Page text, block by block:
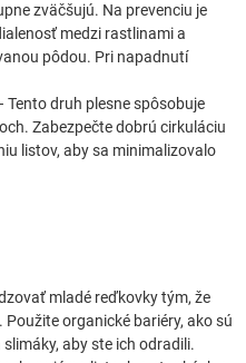
zväčšujú. Na prevenciu je
medzi rastlinami a
pôdou. Pri napadnutí
Tento druh plesne spôsobuje
Zabezpečte dobrú cirkuláciu
listov, aby sa minimalizovalo
mladé reďkovky tým, že
organické bariéry, ako sú
aby ste ich odradili.